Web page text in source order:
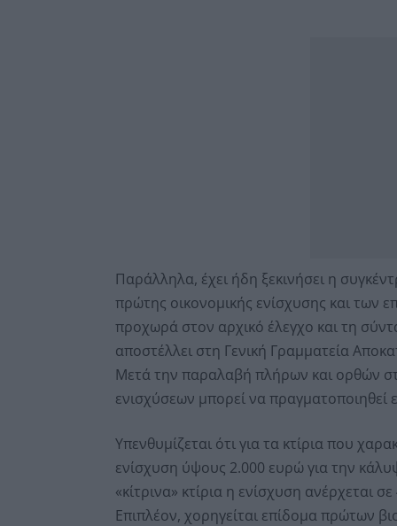
Παράλληλα, έχει ήδη ξεκινήσει η
πρώτης οικονομικής ενίσχυσης και των
προχωρά στον αρχικό έλεγχο και τη
αποστέλλει στη Γενική Γραμματεία
Μετά την παραλαβή πλήρων και ορθών
ενισχύσεων μπορεί να
Υπενθυμίζεται ότι για τα κτίρια που
ενίσχυση ύψους 2.000 ευρώ για την
«κίτρινα» κτίρια η ενίσχυση ανέρχεται
Επιπλέον, χορηγείται επίδομα πρώτων